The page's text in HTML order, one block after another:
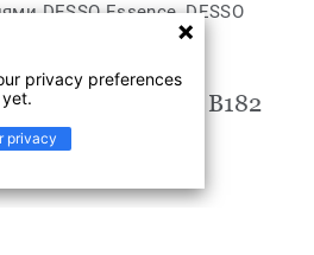
DESSO Essence, DESSO
Essence Maze B182
privacy preferences
privacy